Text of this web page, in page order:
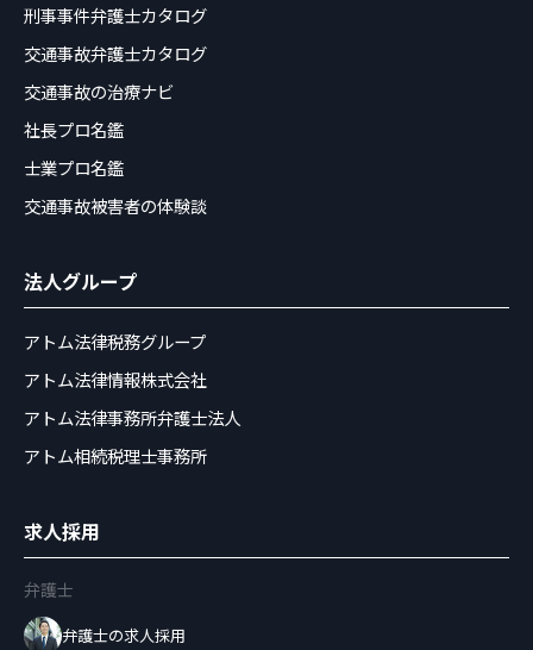
刑事事件弁護士カタログ
交通事故弁護士カタログ
交通事故の治療ナビ
社長プロ名鑑
士業プロ名鑑
交通事故被害者の体験談
法人グループ
アトム法律税務グループ
アトム法律情報株式会社
アトム法律事務所弁護士法人
アトム相続税理士事務所
求人採用
弁護士
弁護士の求人採用